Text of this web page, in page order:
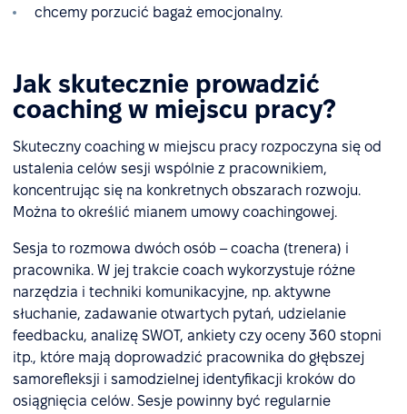
chcemy porzucić bagaż emocjonalny.
Jak skutecznie prowadzić
coaching w miejscu pracy?
Skuteczny coaching w miejscu pracy rozpoczyna się od
ustalenia celów sesji wspólnie z pracownikiem,
koncentrując się na konkretnych obszarach rozwoju.
Można to określić mianem umowy coachingowej.
Sesja to rozmowa dwóch osób – coacha (trenera) i
pracownika. W jej trakcie coach wykorzystuje różne
narzędzia i techniki komunikacyjne, np. aktywne
słuchanie, zadawanie otwartych pytań, udzielanie
feedbacku, analizę SWOT, ankiety czy oceny 360 stopni
itp., które mają doprowadzić pracownika do głębszej
samorefleksji i samodzielnej identyfikacji kroków do
osiągnięcia celów. Sesje powinny być regularnie